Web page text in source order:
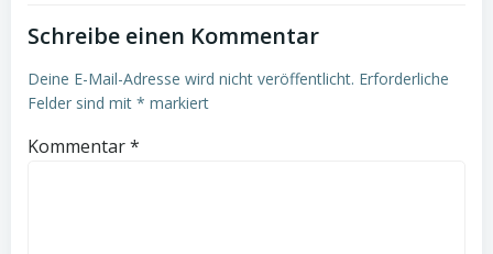
Schreibe einen Kommentar
Deine E-Mail-Adresse wird nicht veröffentlicht. Erforderliche
Felder sind mit * markiert
Kommentar*